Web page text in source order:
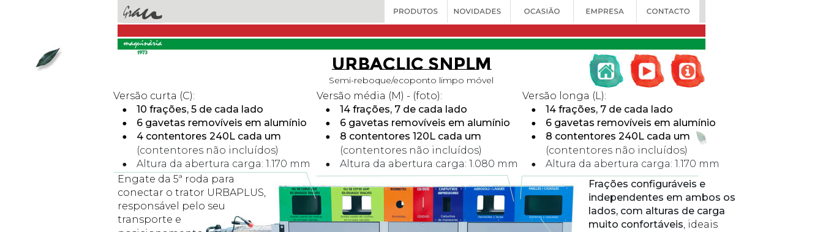
URBACLIC SNPLM
Engate da 5ª roda para
conectar o trator URBAPLUS,
responsável pelo seu
transporte e
Frações configuráveis e
independentes em ambos os
lados, com alturas de carga
muito confortáveis, ideais
Versão curta (C):
• 10 frações, 5 de cada lado
• 6 gavetas removíveis em alumínio
•
4 contentores 240L cada um
(contentores não incluídos)
• Altura da abertura carga: 1.170 mm
Versão média (M) - (foto):
• 14 frações, 7 de cada lado
• 6 gavetas removíveis em alumínio
•
8 contentores 120L cada um
(contentores não incluídos)
• Altura da abertura carga: 1.080 mm
Versão longa (L):
• 14 frações, 7 de cada lado
• 6 gavetas removíveis em alumínio
•
8 contentores 240L cada um
(contentores não incluídos)
• Altura da abertura carga: 1.170 mm
Semi-reboque/ecoponto limpo móvel